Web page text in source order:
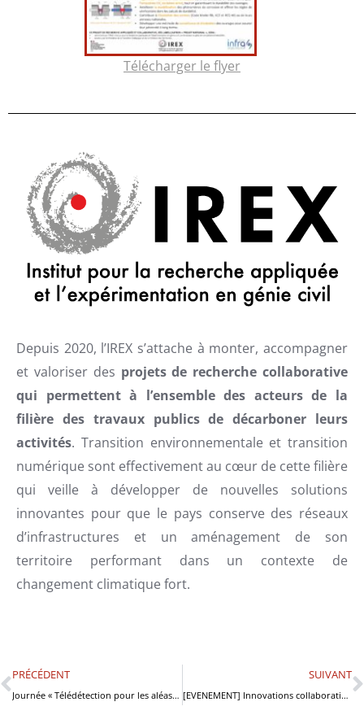
Télécharger le flyer
Depuis 2020, l’IREX s’attache à monter, accompagner
et valoriser des projets de recherche collaborative
qui permettent à l’ensemble des acteurs de la
filière des travaux publics de décarboner leurs
activités. Transition environnementale et transition
numérique sont effectivement au cœur de cette filière
qui veille à développer de nouvelles solutions
innovantes pour que le pays conserve des réseaux
d’infrastructures et un aménagement de son
territoire performant dans un contexte de
changement climatique fort.
PRÉCÉDENT
Journée « Télédétection pour les aléas gravitaires » – 28 mai 2025
SUIVANT
[EVENEMENT] Innovations collaboratives pour la transition vers des infrastructures durables